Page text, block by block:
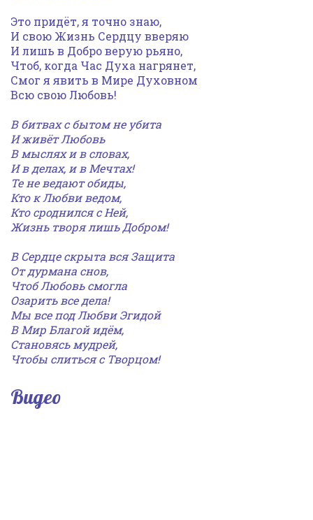
Это придёт, я точно знаю,
И свою Жизнь Сердцу вверяю
И лишь в Добро верую рьяно,
Чтоб, когда Час Духа нагрянет,
Смог я явить в Мире Духовном
Всю свою Любовь!
В битвах с бытом не убита
И живёт Любовь
В мыслях и в словах,
И в делах, и в Мечтах!
Те не ведают обиды,
Кто к Любви ведом,
Кто сроднился с Ней,
Жизнь творя лишь Добром!
В Сердце скрыта вся Защита
От дурмана снов,
Чтоб Любовь смогла
Озарить все дела!
Мы все под Любви Эгидой
В Мир Благой идём,
Становясь мудрей,
Чтобы слиться с Творцом!
Видео